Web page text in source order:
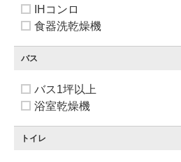
IHコンロ
食器洗乾燥機
バス
バス1坪以上
浴室乾燥機
トイレ